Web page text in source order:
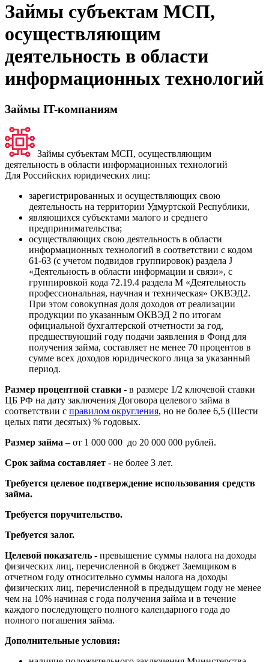
Займы субъектам МСП,
осуществляющим
деятельность в области
информационных технологий
Займы IT-компаниям
Займы субъектам МСП, осуществляющим
деятельность в области информационных технологий
Для Российских юридических лиц:
зарегистрированных и осуществляющих свою
деятельность на территории Удмуртской Республики,
являющихся субъектами малого и среднего
предпринимательства;
осуществляющих свою деятельность в области
информационных технологий в соответствии с кодом
61-63 (с учетом подвидов группировок) раздела J
«Деятельность в области информации и связи», с
группировкой кода 72.19.4 раздела М «Деятельность
профессиональная, научная и техническая» ОКВЭД2.
При этом совокупная доля доходов от реализации
продукции по указанным ОКВЭД 2 по итогам
официальной бухгалтерской отчетности за год,
предшествующий году подачи заявления в Фонд для
получения займа, составляет не менее 70 процентов в
сумме всех доходов юридического лица за указанный
период.
Размер процентной ставки - в размере 1/2 ключевой ставки
ЦБ РФ на дату заключения Договора целевого займа в
соответствии с правилом округления, но не более 6,5 (Шести
целых пяти десятых) % годовых.
Размер займа – от 1 000 000 до 20 000 000 рублей.
Срок займа составляет - не более 3 лет.
Требуется целевое подтверждение использования средств
займа.
Требуется поручительство.
Требуется залог.
Целевой показатель - превышение суммы налога на доходы
физических лиц, перечисленной в бюджет Заемщиком в
отчетном году относительно суммы налога на доходы
физических лиц, перечисленной в предыдущем году не менее
чем на 10% начиная с года получения займа и в течение
каждого последующего полного календарного года до
полного погашения займа.
Дополнительные условия: